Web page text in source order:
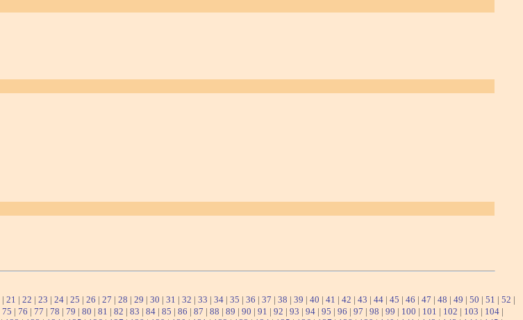
| 21 | 22 | 23 | 24 | 25 | 26 | 27 | 28 | 29 | 30 | 31 | 32 | 33 | 34 | 35 | 36 | 37 | 38 | 39 | 40 | 41 | 42 | 43 | 44 | 45 | 46 | 47 | 48 | 49 | 50 | 51 | 52 |
75 | 76 | 77 | 78 | 79 | 80 | 81 | 82 | 83 | 84 | 85 | 86 | 87 | 88 | 89 | 90 | 91 | 92 | 93 | 94 | 95 | 96 | 97 | 98 | 99 | 100 | 101 | 102 | 103 | 104 |